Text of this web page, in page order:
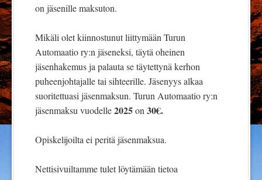
on jäsenille maksuton.
Mikäli olet kiinnostunut liittymään Turun
Automaatio ry:n jäseneksi, täytä oheinen
jäsenhakemus ja palauta se täytettynä kerhon
puheenjohtajalle tai sihteerille. Jäsenyys alkaa
suoritettuasi jäsenmaksun. Turun Automaatio ry:n
jäsenmaksu vuodelle2025on 30€.
Opiskelijoilta ei peritä jäsenmaksua.
Nettisivuiltamme tulet löytämään tietoa